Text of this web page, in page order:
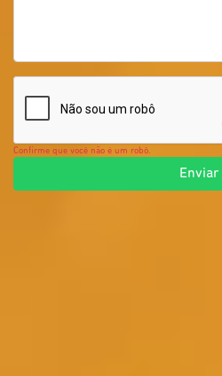
Confirme que você não é um robô.
Enviar